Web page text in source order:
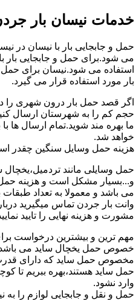
خدمات نیسان بار
حمل و جابجایی بار با نیسان در
استفاده می شود.نیسان برای
بار مورد استفاده قرار می گیرد.
اگر قصد حمل بار درون شهری را
حجم کم را به شهرستان ارسال
ما بهره مند شوید.تمام ارسال ها با
خواهد شد.
هزینه حمل وسایل سنگین چقدر
حمل وسایلی مانند تردمیل،یخچال
و...بسیار مشکل است و هزینه
می باشد و معمولا به تعداد
وانت بار جردن تماس میگیرید
مشورت و هزینه نهایی را تایید
مهم ترین و بیشترین درخواست
خصوص حمل یخچال ساید می
مخصوص حمل ساید که دارای قدرت
حمل ساید هستند،بهره ببریم تا
وارد نشود.
حمل و نقل و جابجایی لوازم را به